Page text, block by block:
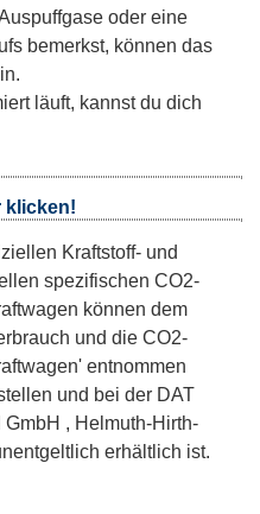
oder eine
bemerkst, können das
läuft, kannst du dich
klicken!
Kraftstoff- und
spezifischen CO2-
können dem
und die CO2-
entnommen
und bei der DAT
, Helmuth-Hirth-
erhältlich ist.